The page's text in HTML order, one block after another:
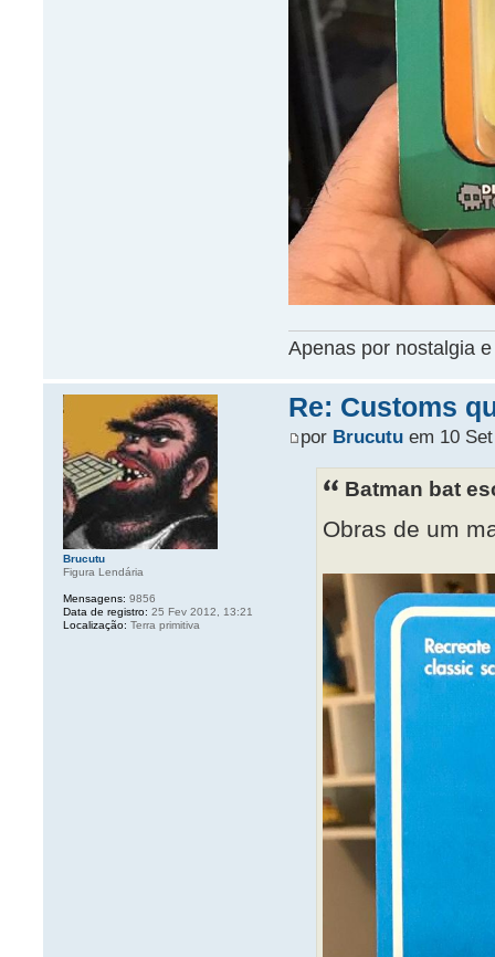
Apenas por nostalgia
Re: Customs
por Brucutuem 10 Set
Batman bat
Obras de um
Brucutu
Figura Lendária
Mensagens: 9856
Data de registro: 25 Fev 2012, 13:21
Localização: Terra primitiva